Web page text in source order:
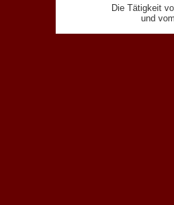
Die Tätigkeit
und vom